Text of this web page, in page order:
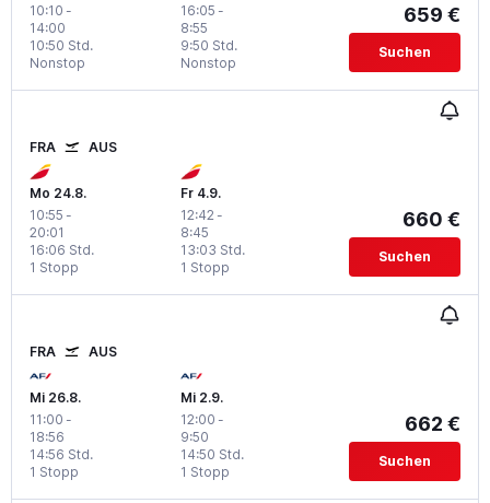
10:10 -
14:00
Nonstop
10:50 Std.
16:05 -
8:55
Nonstop
9:50 Std.
659 €
Suchen
FRA AUS
Mo 24.8.
10:55 -
20:01
1 Stopp
16:06 Std.
Fr 4.9.
12:42 -
8:45
1 Stopp
13:03 Std.
660 €
Suchen
FRA AUS
Mi 26.8.
11:00 -
18:56
1 Stopp
14:56 Std.
Mi 2.9.
12:00 -
9:50
1 Stopp
14:50 Std.
662 €
Suchen